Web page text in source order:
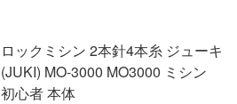
ロックミシン 2本針4本糸 ジューキ
(JUKI) MO-3000 MO3000 ミシン
初心者 本体